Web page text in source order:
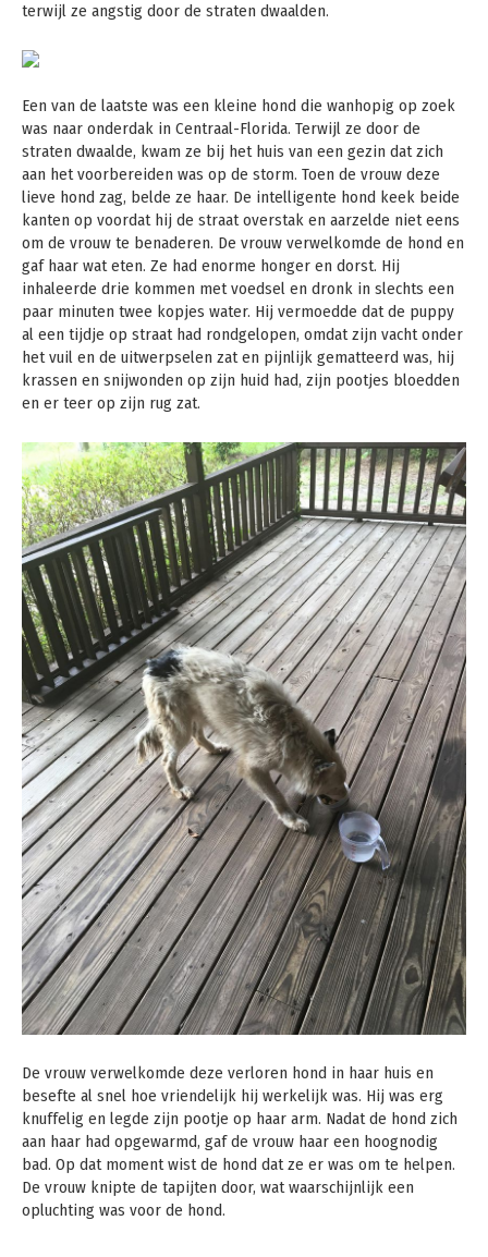
terwijl ze angstig door de straten dwaalden.
Een van de laatste was een kleine hond die wanhopig op zoek
was naar onderdak in Centraal-Florida. Terwijl ze door de
straten dwaalde, kwam ze bij het huis van een gezin dat zich
aan het voorbereiden was op de storm. Toen de vrouw deze
lieve hond zag, belde ze haar. De intelligente hond keek beide
kanten op voordat hij de straat overstak en aarzelde niet eens
om de vrouw te benaderen. De vrouw verwelkomde de hond en
gaf haar wat eten. Ze had enorme honger en dorst. Hij
inhaleerde drie kommen met voedsel en dronk in slechts een
paar minuten twee kopjes water. Hij vermoedde dat de puppy
al een tijdje op straat had rondgelopen, omdat zijn vacht onder
het vuil en de uitwerpselen zat en pijnlijk gematteerd was, hij
krassen en snijwonden op zijn huid had, zijn pootjes bloedden
en er teer op zijn rug zat.
De vrouw verwelkomde deze verloren hond in haar huis en
besefte al snel hoe vriendelijk hij werkelijk was. Hij was erg
knuffelig en legde zijn pootje op haar arm. Nadat de hond zich
aan haar had opgewarmd, gaf de vrouw haar een hoognodig
bad. Op dat moment wist de hond dat ze er was om te helpen.
De vrouw knipte de tapijten door, wat waarschijnlijk een
opluchting was voor de hond.